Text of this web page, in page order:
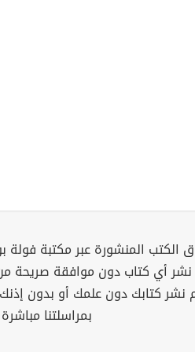
الكتب المنشورة عبر مكتبة فولة
نشر أي كتاب دون موافقة صريحة
نشر كتابك دون علمك أو بدون
بمراسلتنا